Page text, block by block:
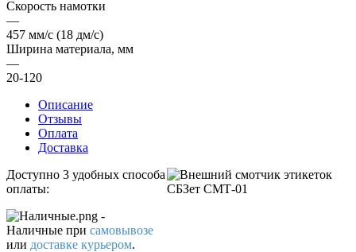
Скорость намотки
—
457 мм/c (18 дм/c)
Ширина материала, мм
—
20-120
Описание
Отзывы
Оплата
Доставка
Доступно 3 удобных способа
оплаты:
-
Наличные при самовывозе
или доставке курьером.